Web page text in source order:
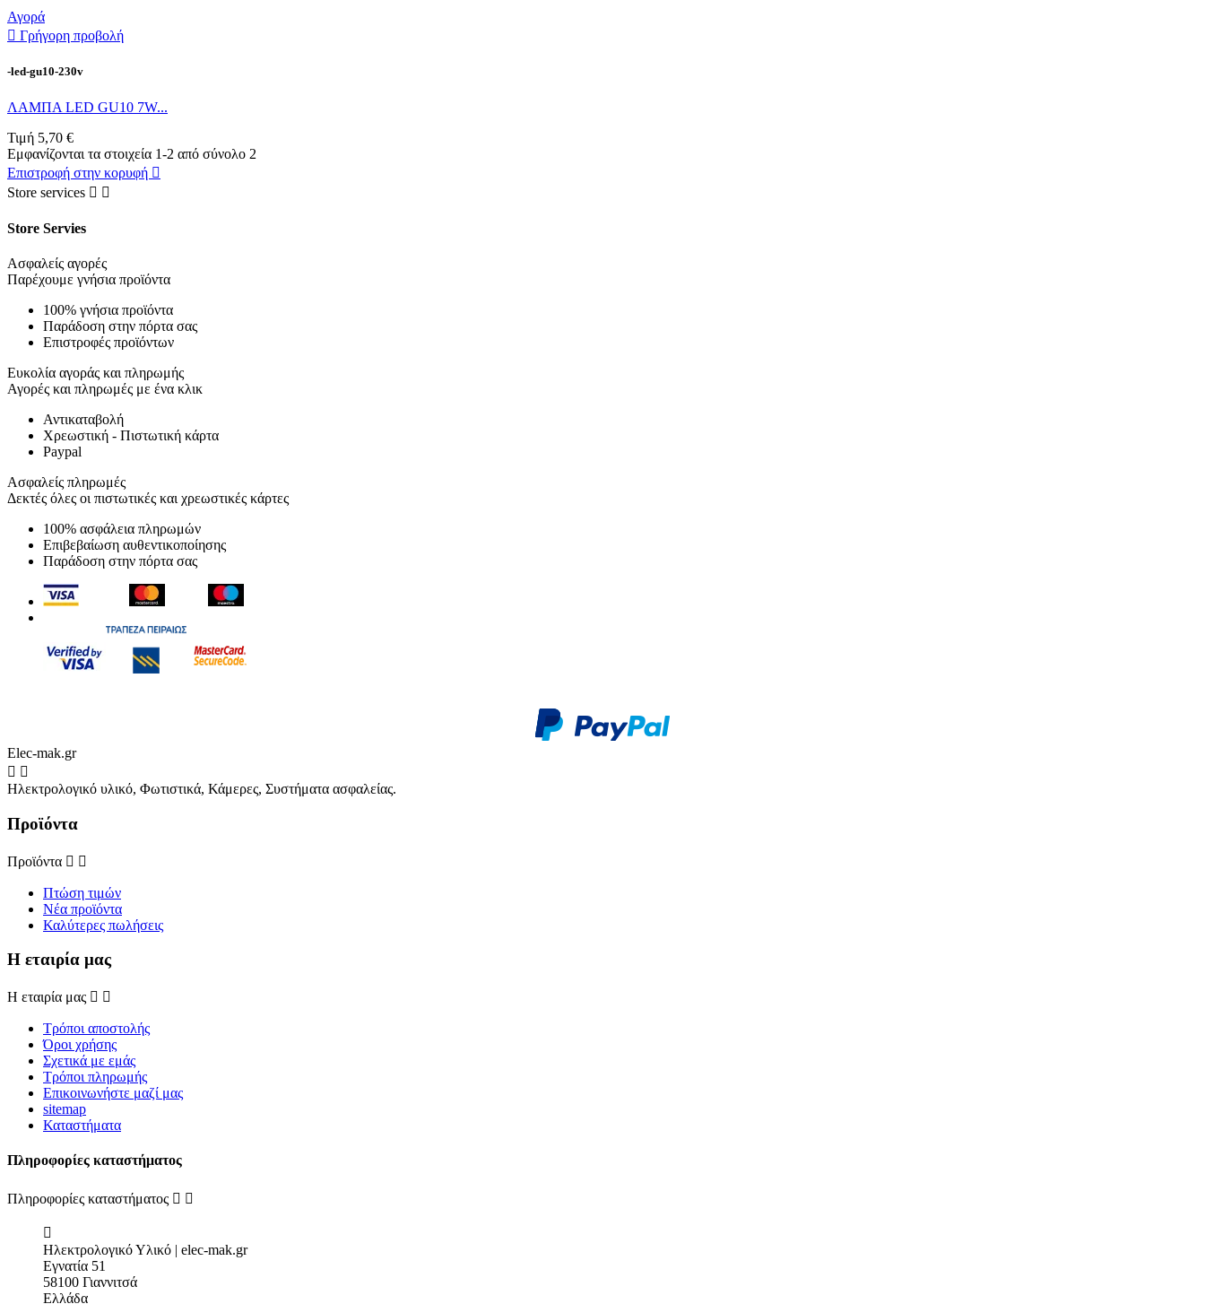
Αγορά
 Γρήγορη προβολή
-led-gu10-230v
ΛΑΜΠΑ LED GU10 7W...
Τιμή 5,70 €
Εμφανίζονται τα στοιχεία 1-2 από σύνολο 2
Επιστροφή στην κορυφή 
Store services  
Store Servies
Ασφαλείς αγορές
Παρέχουμε γνήσια προϊόντα
100% γνήσια προϊόντα
Παράδοση στην πόρτα σας
Επιστροφές προϊόντων
Ευκολία αγοράς και πληρωμής
Αγορές και πληρωμές με ένα κλικ
Αντικαταβολή
Χρεωστική - Πιστωτική κάρτα
Paypal
Ασφαλείς πληρωμές
Δεκτές όλες οι πιστωτικές και χρεωστικές κάρτες
100% ασφάλεια πληρωμών
Επιβεβαίωση αυθεντικοποίησης
Παράδοση στην πόρτα σας
Elec-mak.gr
 
Ηλεκτρολογικό υλικό, Φωτιστικά, Κάμερες, Συστήματα ασφαλείας.
Προϊόντα
Προϊόντα  
Πτώση τιμών
Νέα προϊόντα
Καλύτερες πωλήσεις
Η εταιρία μας
Η εταιρία μας  
Τρόποι αποστολής
Όροι χρήσης
Σχετικά με εμάς
Τρόποι πληρωμής
Επικοινωνήστε μαζί μας
sitemap
Καταστήματα
Πληροφορίες καταστήματος
Πληροφορίες καταστήματος  

Ηλεκτρολογικό Υλικό | elec-mak.gr
Εγνατία 51
58100 Γιαννιτσά
Ελλάδα